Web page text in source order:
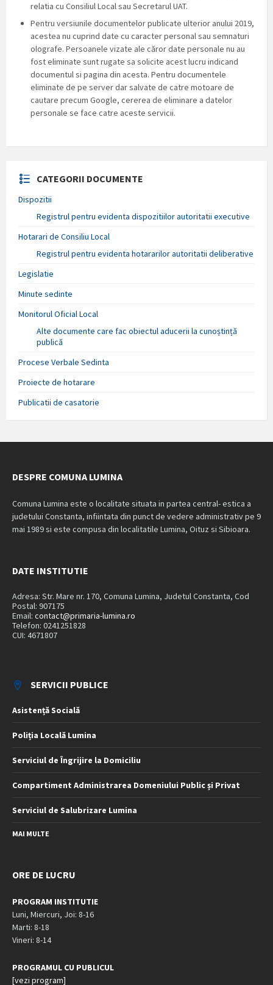
relatia cu Consiliul Local sau Secretarul UAT.
Pentru versiunile documentelor publicate ulterior anului 2019,
acestea nu cuprind date cu caracter personal sau semnaturi
olografe. Persoanele vizate ale căror date personale nu au
fost eliminate sunt rugate sa solicite acest lucru indicand
documentul si pagina din acesta. Pentru documentele
eliminate de pe server dar salvate de catre motoare de
cautare precum Google, cererea de eliminare a datelor
personale se face catre aceste servicii.
CATEGORII DOCUMENTE
Dispozitii
Registrul pentru evidenta dispozitiilor autoritatii executive
Hotarari de Consiliu Local
Registrul pentru evidenta hotararilor autoritatii deliberative
Legislatie
Minute sedinte
Monitorul Oficial Local
Alte documente care fac obiectul aducerii la cunoștință
publică
Procese Verbale Sedinta
Proiecte de hotarare
Publicatii de casatorie
DESPRE COMUNA LUMINA
Comuna Lumina este o localitate situata in partea central- estica a
judetului Constanta, infiintata din punct de vedere administrativ pe 9
mai 1989 si este compusa din localitatile Lumina, Oituz si Sibioara.
DATE INSTITUTIE
Adresa: Str. Mare nr. 170, Comuna Lumina, Judetul Constanta, Cod
Postal: 907175
Email: contact@primaria-lumina.ro
Telefon: 0241251828
CUI: 4671807
SERVICII PUBLICE
Asistență Socială
Poliția Locală Lumina
Serviciul de Îngrijire la Domiciliu
Compartiment Administrarea Domeniului Public și Privat
Serviciul de Salubrizare Lumina
MAI MULTE
ORE DE LUCRU
PROGRAM INSTITUTIE
Luni, Miercuri, Joi: 8-16
Marti: 8-18
Vineri: 8-14
PROGRAMUL CU PUBLICUL
[vezi program]